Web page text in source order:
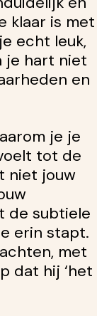
klaar is met
echt leuk,
je hart niet
en
je je
tot de
niet jouw
de subtiele
erin stapt.
met
dat hij ‘het